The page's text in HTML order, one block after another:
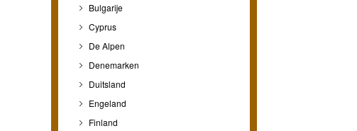
Bulgarije
Cyprus
De Alpen
Denemarken
Duitsland
Engeland
Finland